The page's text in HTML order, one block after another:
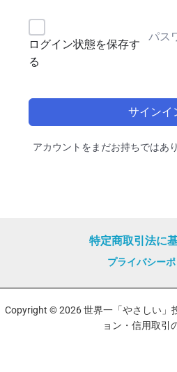
ログイン状態を保存す
る
パス
サインイ
アカウントをまだお持ちではあ
特定商取引法に
プライバシー
Copyright © 2026 世界一「やさしい」
ョン・信用取引